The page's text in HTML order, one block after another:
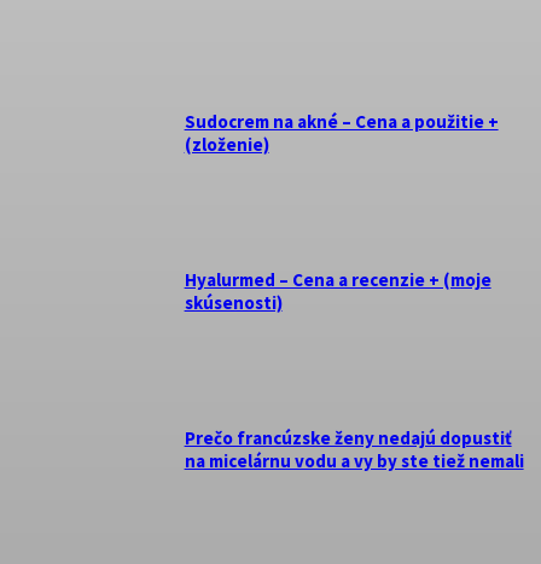
Sudocrem na akné – Cena a použitie +
(zloženie)
Hyalurmed – Cena a recenzie + (moje
skúsenosti)
Prečo francúzske ženy nedajú dopustiť
na micelárnu vodu a vy by ste tiež nemali